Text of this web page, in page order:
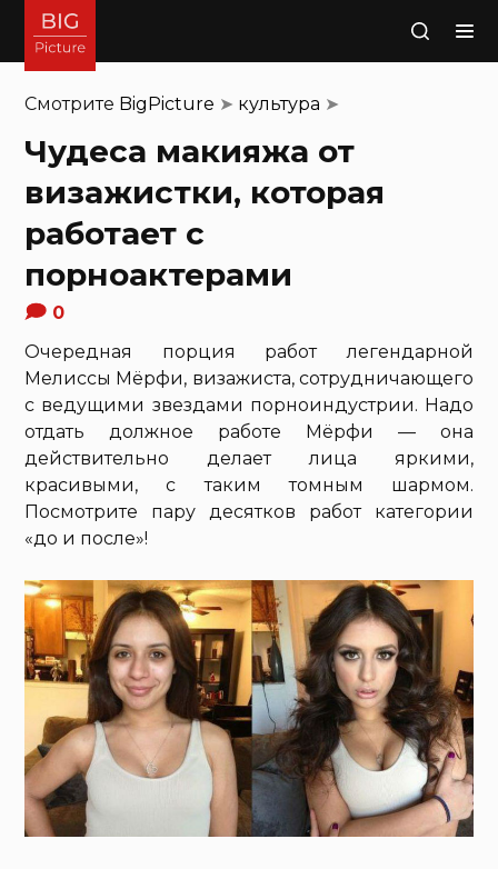
Поиск
Смотрите BigPicture ➤ культура ➤
Чудеса макияжа от
визажистки, которая
работает с
порноактерами
0
Очередная порция работ легендарной
Мелиссы Мёрфи, визажиста, сотрудничающего
с ведущими звездами порноиндустрии. Надо
отдать должное работе Мёрфи — она
действительно делает лица яркими,
красивыми, с таким томным шармом.
Посмотрите пару десятков работ категории
«до и после»!